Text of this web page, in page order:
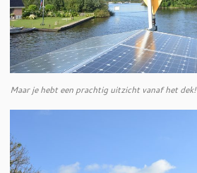
Maar je hebt een prachtig uitzicht vanaf het dek!